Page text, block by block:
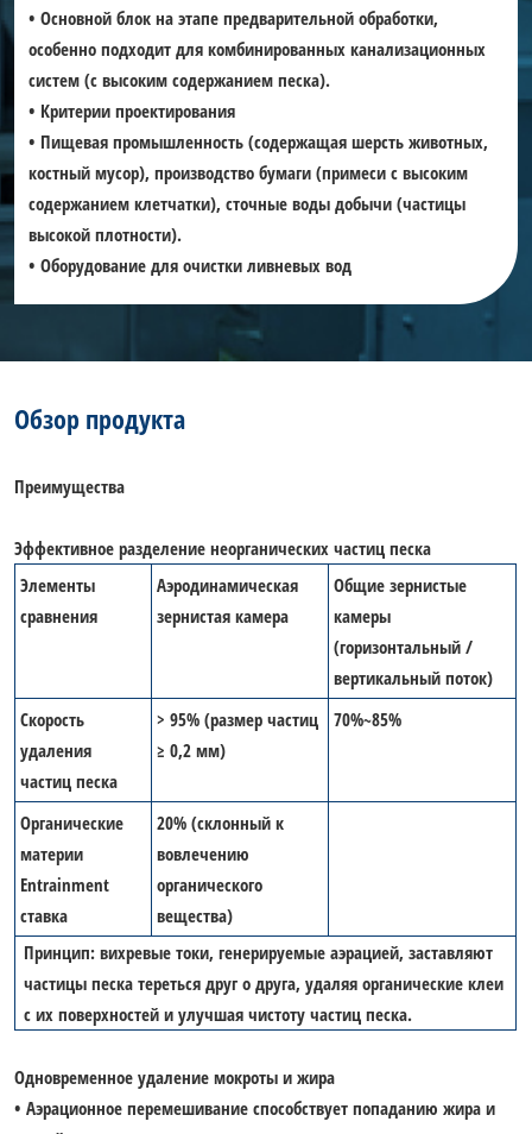
• Основной блок на этапе предварительной обработки,
особенно подходит для комбинированных канализационных
систем (с высоким содержанием песка).
• Критерии проектирования
• Пищевая промышленность (содержащая шерсть животных,
костный мусор), производство бумаги (примеси с высоким
содержанием клетчатки), сточные воды добычи (частицы
высокой плотности).
• Оборудование для очистки ливневых вод
Обзор продукта
Преимущества
Эффективное разделение неорганических частиц песка
Элементы
сравнения
Аэродинамическая
зернистая камера
Общие зернистые
камеры
(горизонтальный /
вертикальный поток)
Скорость
удаления
частиц песка
> 95% (размер частиц
≥ 0,2 мм)
70%~85%
Органические
материи
Entrainment
ставка
20% (склонный к
вовлечению
органического
вещества)
Принцип: вихревые токи, генерируемые аэрацией, заставляют
частицы песка тереться друг о друга, удаляя органические клеи
с их поверхностей и улучшая чистоту частиц песка.
Одновременное удаление мокроты и жира
• Аэрационное перемешивание способствует попаданию жира и